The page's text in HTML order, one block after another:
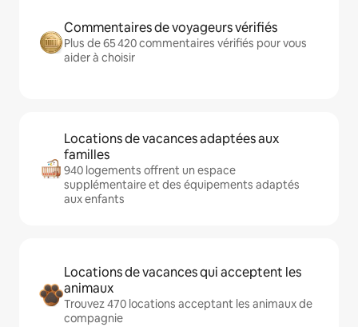
Commentaires de voyageurs vérifiés
Plus de 65 420 commentaires vérifiés pour vous
aider à choisir
Locations de vacances adaptées aux
familles
940 logements offrent un espace
supplémentaire et des équipements adaptés
aux enfants
Locations de vacances qui acceptent les
animaux
Trouvez 470 locations acceptant les animaux de
compagnie